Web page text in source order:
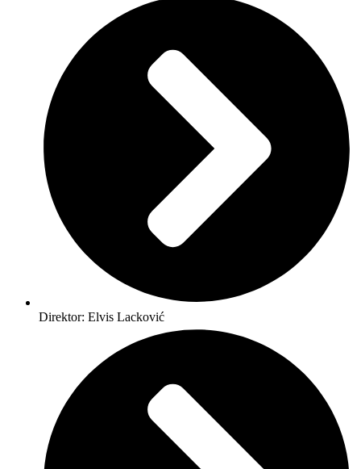
Direktor: Elvis Lacković